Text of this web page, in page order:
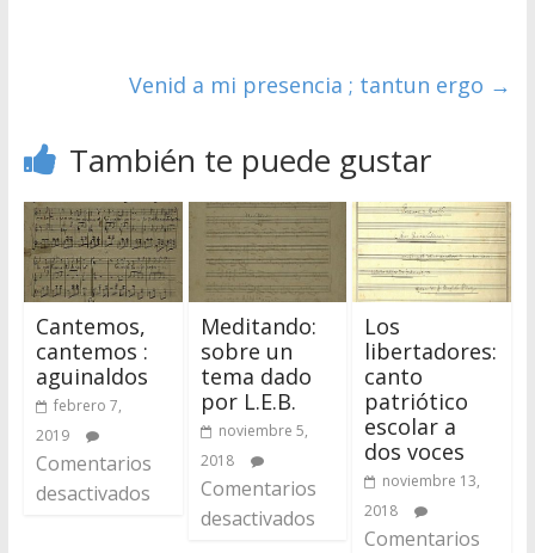
Venid a mi presencia ; tantun ergo →
También te puede gustar
Cantemos,
cantemos :
aguinaldos
febrero 7,
2019
Comentarios
desactivados
Meditando:
sobre un
tema dado
por L.E.B.
noviembre 5,
2018
Comentarios
desactivados
Los
libertadores:
canto
patriótico
escolar a
dos voces
noviembre 13,
2018
Comentarios